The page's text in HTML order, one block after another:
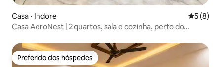
Casa ⋅ Indore 5 de
5 (8)
Casa AeroNest | 2 quartos, sala e cozinha, perto do
Preferido dos hóspedes
Preferido dos hóspedes